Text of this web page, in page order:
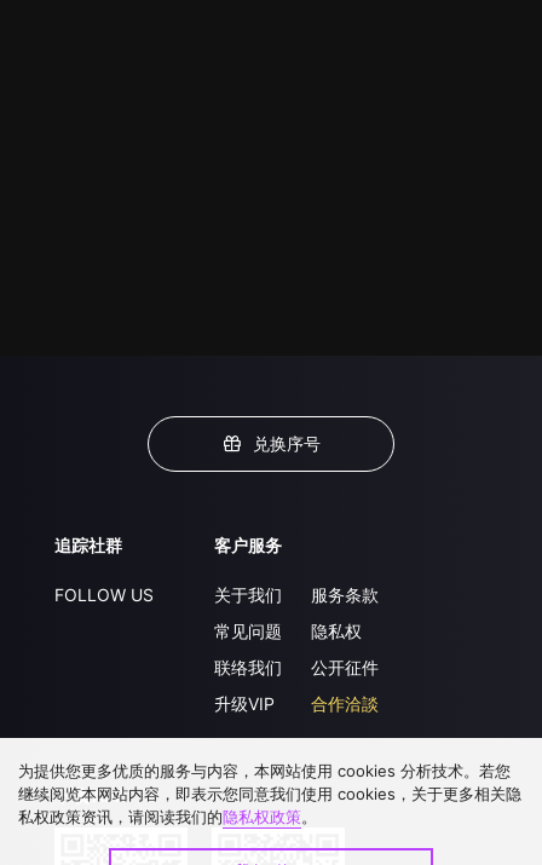
兑换序号
追踪社群
FOLLOW US
客户服务
关于我们
常见问题
联络我们
升级VIP
服务条款
隐私权
公开征件
合作洽談
下载 APP
为提供您更多优质的服务与内容，本网站使用 cookies 分析技术。若您
继续阅览本网站内容，即表示您同意我们使用 cookies，关于更多相关隐
私权政策资讯，请阅读我们的隐私权政策。